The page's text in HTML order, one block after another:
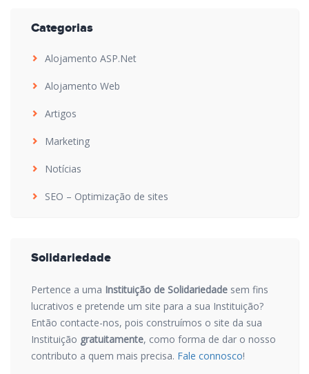
Categorias
Alojamento ASP.Net
Alojamento Web
Artigos
Marketing
Notícias
SEO – Optimização de sites
Solidariedade
Pertence a uma Instituição de Solidariedade sem fins
lucrativos e pretende um site para a sua Instituição?
Então contacte-nos, pois construímos o site da sua
Instituição gratuitamente, como forma de dar o nosso
contributo a quem mais precisa. Fale connosco!